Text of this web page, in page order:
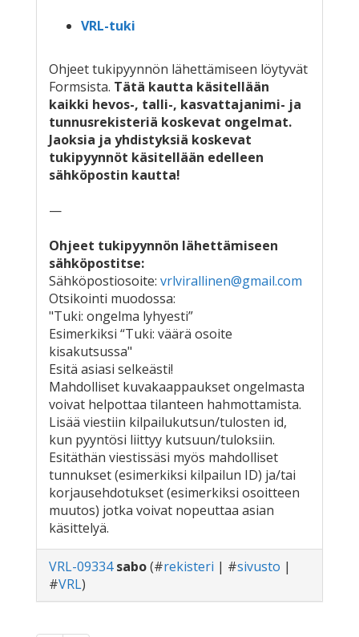
VRL-tuki
Ohjeet tukipyynnön lähettämiseen löytyvät
Formsista. Tätä kautta käsitellään
kaikki hevos-, talli-, kasvattajanimi- ja
tunnusrekisteriä koskevat ongelmat.
Jaoksia ja yhdistyksiä koskevat
tukipyynnöt käsitellään edelleen
sähköpostin kautta!
—
Ohjeet tukipyynnön lähettämiseen
sähköpostitse:
Sähköpostiosoite: vrlvirallinen@gmail.com
Otsikointi muodossa:
"Tuki: ongelma lyhyesti”
Esimerkiksi “Tuki: väärä osoite
kisakutsussa"
Esitä asiasi selkeästi!
Mahdolliset kuvakaappaukset ongelmasta
voivat helpottaa tilanteen hahmottamista.
Lisää viestiin kilpailukutsun/tulosten id,
kun pyyntösi liittyy kutsuun/tuloksiin.
Esitäthän viestissäsi myös mahdolliset
tunnukset (esimerkiksi kilpailun ID) ja/tai
korjausehdotukset (esimerkiksi osoitteen
muutos) jotka voivat nopeuttaa asian
käsittelyä.
VRL-09334 sabo(#rekisteri | #sivusto |
#VRL)